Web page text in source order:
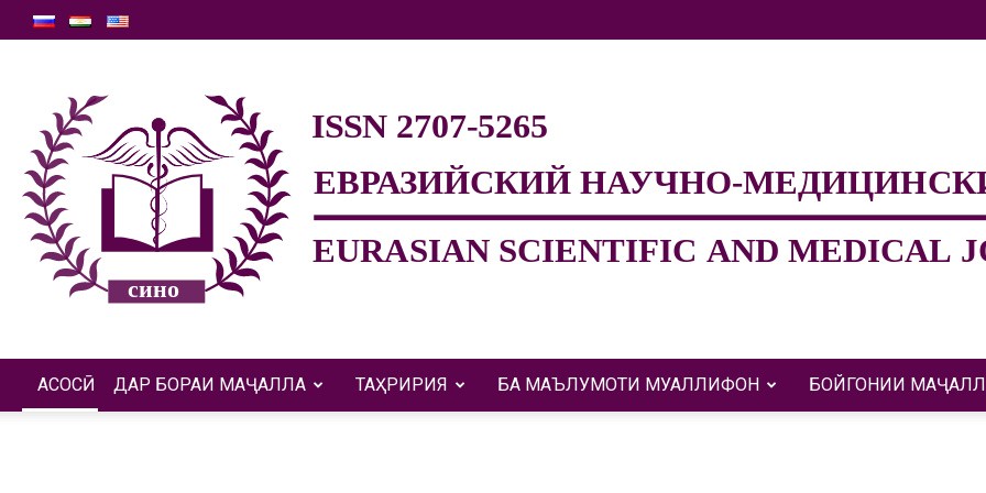
АСОСӢ ДАР БОРАИ МАҶАЛЛА ТАҲРИРИЯ БА МАЪЛУМОТИ МУАЛЛИФОН БОЙГОНИИ